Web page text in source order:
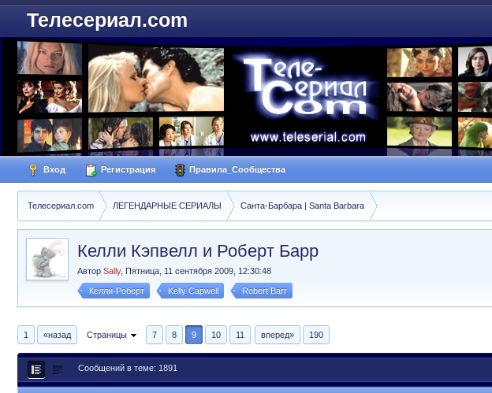
Телесериал.com
Вход Регистрация Правила_Сообщества
Телесериал.com ЛЕГЕНДАРНЫЕ СЕРИАЛЫ Санта-Барбара | Santa Barbara
Келли Кэпвелл и Роберт Барр
Автор Sally, Пятница, 11 сентября 2009, 12:30:48
Келли-Роберт Kelly Capwell Robert Barr
1 «назад Страницы 7 8 9 10 11 вперед» 190
Сообщений в теме: 1891